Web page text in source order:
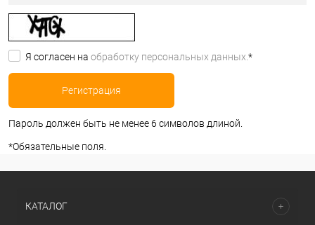
Я согласен на обработку персональных данных. *
Пароль должен быть не менее 6 символов длиной.
*Обязательные поля.
КАТАЛОГ